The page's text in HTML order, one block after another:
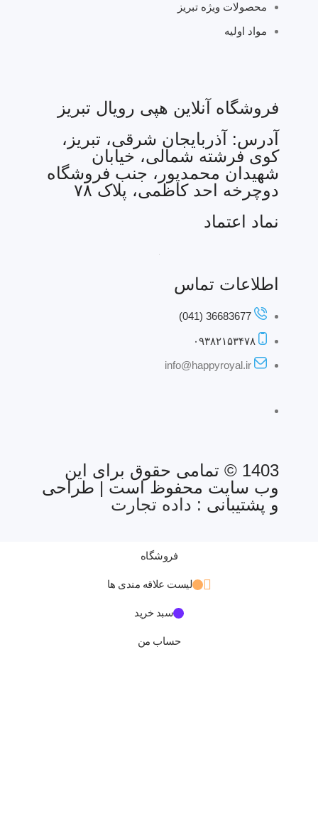
محصولات ویژه تبریز
مواد اولیه
فروشگاه آنلاین هپی رویال تبریز
آدرس: آذربایجان شرقی، تبریز،
کوی فرشته شمالی، خیابان
شهیدان محمدپور، جنب فروشگاه
دوچرخه احد کاظمی، پلاک ۷۸
نماد اعتماد
اطلاعات تماس
36683677 (041)
۰۹۳۸۲۱۵۳۴۷۸
info@happyroyal.ir
1403 © تمامی حقوق برای این
وب سایت محفوظ است | طراحی
و پشتیبانی : داده تجارت
فروشگاه
لیست علاقه مندی ها
سبد خرید
حساب من